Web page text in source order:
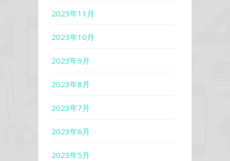
2023年11月
2023年10月
2023年9月
2023年8月
2023年7月
2023年6月
2023年5月